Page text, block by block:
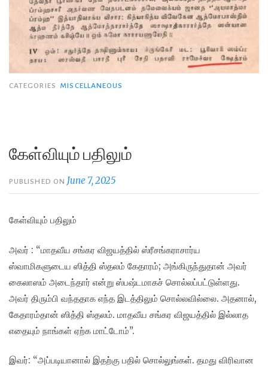
CATEGORIES MISCELLANEOUS
கேள்வியும் பதிலும்
PUBLISHED ON June 7, 2025
கேள்வியும் பதிலும்
அவர் : “மாதவீய சங்கர விஜயத்தில் ஸ்ரீசங்கராசார்ய
ஸ்வாமிகளுடைய ஸித்தி ஸ்தலம் கேதாரம்; அங்கிருந்துதான் அவர்
கைலாஸம் அடைந்தார் என்று ஸ்பஷ்டமாகச் சொல்லப்பட்டுள்ளது.
அவர் திரும்பி வந்ததாக எந்த இடத்திலும் சொல்லவில்லை. அதனால்,
கேதாரம்தான் ஸித்தி ஸ்தலம். மாதவீய சங்கர விஜயத்தில் இல்லாத
எதையும் நாங்கள் ஏற்க மாட்டோம்”.
இவர்: “அப்படியானால் இதற்கு பதில் சொல்லுங்கள். தமது விரிவான